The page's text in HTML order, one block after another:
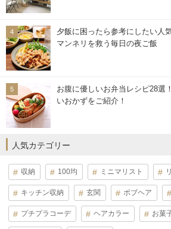
夕飯に困ったら参考にしたい人
マンネリを救う毎日の夜ご飯
お腹に優しいお弁当レシピ28選
いおかずをご紹介！
人気カテゴリー
収納 100均 ミニマリスト
キッチン収納 玄関 ボブヘア
プチプラコーデ ヘアカラー お菓